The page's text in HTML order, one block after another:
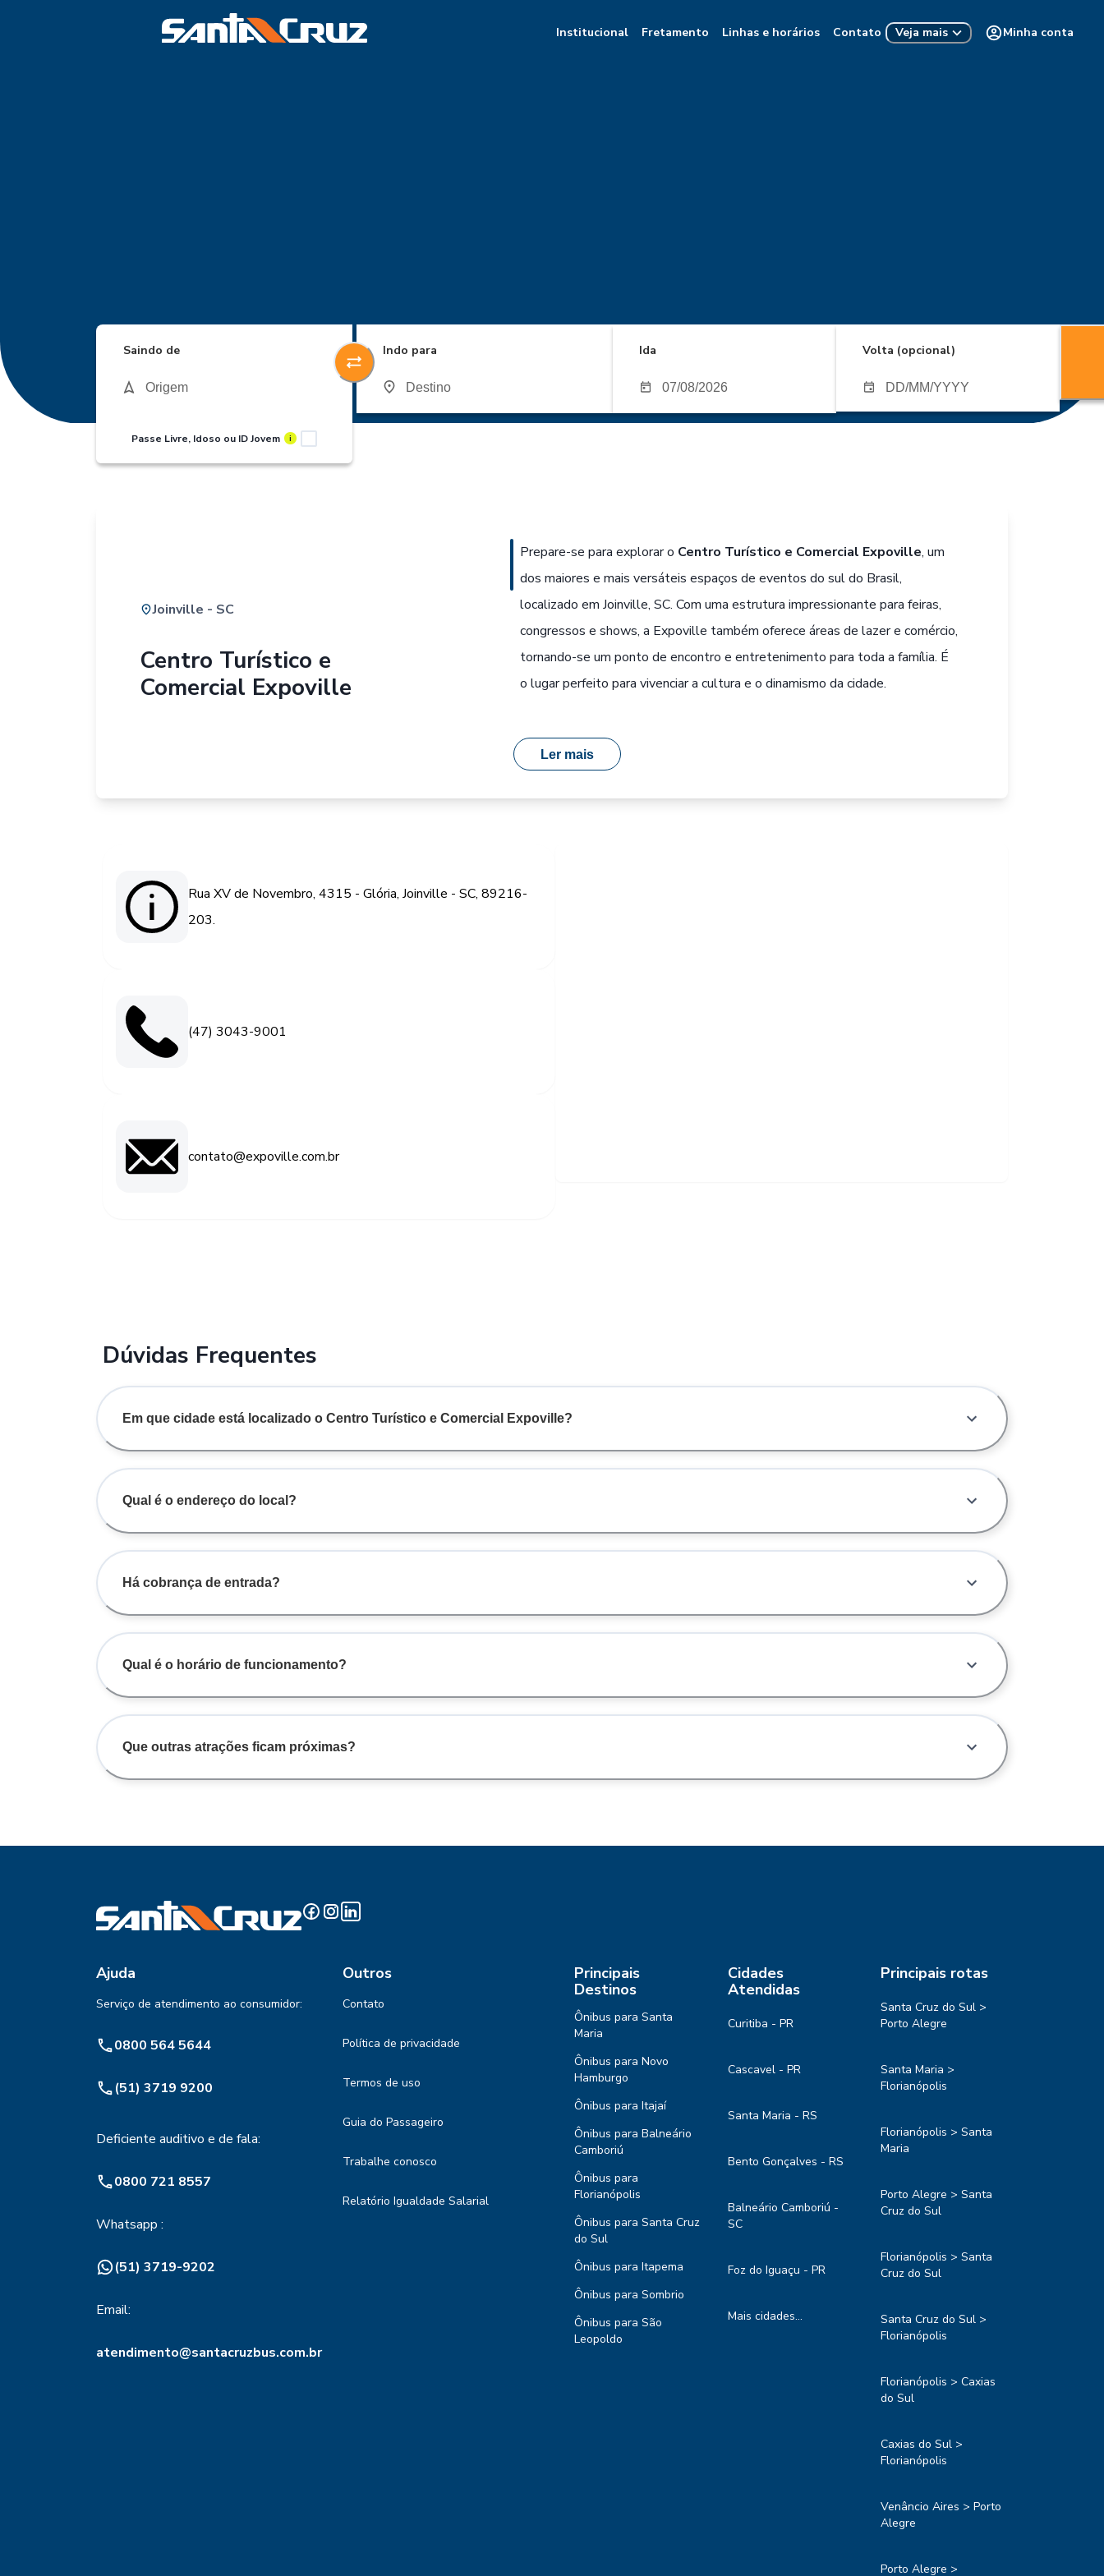
Institucional Fretamento Linhas e horários Contato Veja mais Minha conta
Saindo de
Passe Livre, Idoso ou ID Jovem i
Indo para Ida Volta (opcional)
Joinville - SC
Centro Turístico e
Comercial Expoville
Prepare-se para explorar o Centro Turístico e Comercial Expoville, um
dos maiores e mais versáteis espaços de eventos do sul do Brasil,
localizado em Joinville, SC. Com uma estrutura impressionante para feiras,
congressos e shows, a Expoville também oferece áreas de lazer e comércio,
tornando-se um ponto de encontro e entretenimento para toda a família. É
o lugar perfeito para vivenciar a cultura e o dinamismo da cidade.
Ler mais
Rua XV de Novembro, 4315 - Glória, Joinville - SC, 89216-
203.
(47) 3043-9001
contato@expoville.com.br
Dúvidas Frequentes
Em que cidade está localizado o Centro Turístico e Comercial Expoville?
Qual é o endereço do local?
Há cobrança de entrada?
Qual é o horário de funcionamento?
Que outras atrações ficam próximas?
Ajuda
Serviço de atendimento ao consumidor:
0800 564 5644
(51) 3719 9200
Deficiente auditivo e de fala:
0800 721 8557
Whatsapp :
(51) 3719-9202
Email:
atendimento@santacruzbus.com.br
Outros
Contato
Política de privacidade
Termos de uso
Guia do Passageiro
Trabalhe conosco
Relatório Igualdade Salarial
Principais
Destinos
Ônibus para Santa
Maria
Ônibus para Novo
Hamburgo
Ônibus para Itajaí
Ônibus para Balneário
Camboriú
Ônibus para
Florianópolis
Ônibus para Santa Cruz
do Sul
Ônibus para Itapema
Ônibus para Sombrio
Ônibus para São
Leopoldo
Cidades
Atendidas
Curitiba - PR
Cascavel - PR
Santa Maria - RS
Bento Gonçalves - RS
Balneário Camboriú -
SC
Foz do Iguaçu - PR
Mais cidades...
Principais rotas
Santa Cruz do Sul >
Porto Alegre
Santa Maria >
Florianópolis
Florianópolis > Santa
Maria
Porto Alegre > Santa
Cruz do Sul
Florianópolis > Santa
Cruz do Sul
Santa Cruz do Sul >
Florianópolis
Florianópolis > Caxias
do Sul
Caxias do Sul >
Florianópolis
Venâncio Aires > Porto
Alegre
Porto Alegre >